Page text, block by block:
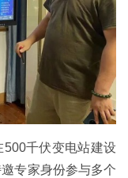
千伏变电站建设
专家身份参与多个